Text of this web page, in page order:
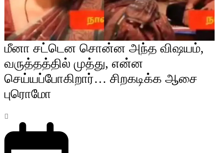
மீனா சட்டென சொன்ன அந்த விஷயம்,
வருத்தத்தில் முத்து, என்ன
செய்யப்போகிறார்… சிறகடிக்க ஆசை
புரொமோ